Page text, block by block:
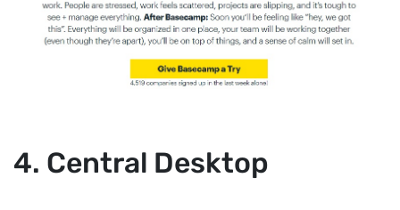
4. Central Desktop